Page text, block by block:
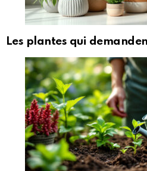
Les plantes qui